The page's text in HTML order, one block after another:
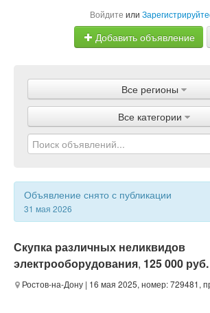
Войдите или
Добавить объявление
Объявления
Магазины
Услуги
Статьи
Все регионы
Все категории
Объявление снято с публикации
31 мая 2026
Скупка различных неликвидов
электрооборудования, 125 000 руб.
Ростов-на-Дону | 16 мая 2025, номер: 729481,